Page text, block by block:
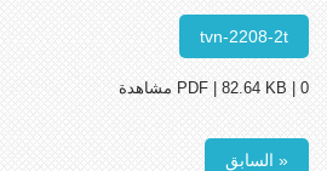
tvn-2208-2t
PDF | 82.64 KB | 0 مشاهدة
« السابق